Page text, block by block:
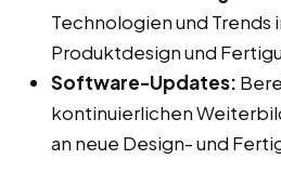
Technologien und Trends
Produktdesign und
Software-Updates:
kontinuierlichen
an neue Design- und